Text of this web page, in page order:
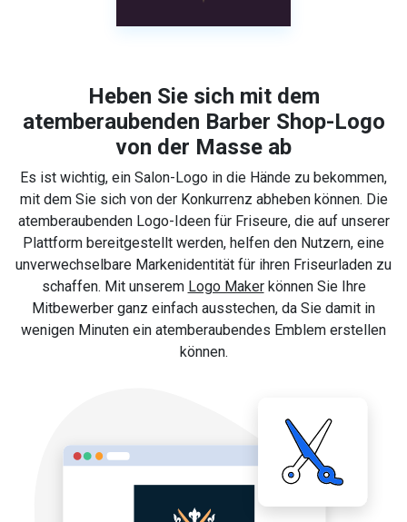
Heben Sie sich mit dem
atemberaubenden Barber Shop-Logo
von der Masse ab
Es ist wichtig, ein Salon-Logo in die Hände zu bekommen,
mit dem Sie sich von der Konkurrenz abheben können. Die
atemberaubenden Logo-Ideen für Friseure, die auf unserer
Plattform bereitgestellt werden, helfen den Nutzern, eine
unverwechselbare Markenidentität für ihren Friseurladen zu
schaffen. Mit unserem Logo Makerkönnen Sie Ihre
Mitbewerber ganz einfach ausstechen, da Sie damit in
wenigen Minuten ein atemberaubendes Emblem erstellen
können.